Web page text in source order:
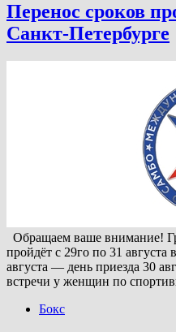
Перенос сроков
Санкт-Петербурге
Обращаем ваше внимание!
пройдёт с 29го по 31 августа
августа — день приезда 30
встречи у женщин по
Бокс